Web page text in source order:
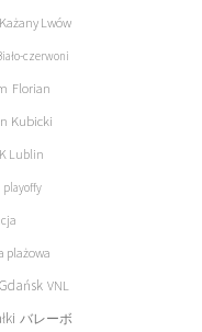
Lwów
czerwoni
Florian
Kubicki
Lublin
playoffy
plażowa
VNL
バレーボ